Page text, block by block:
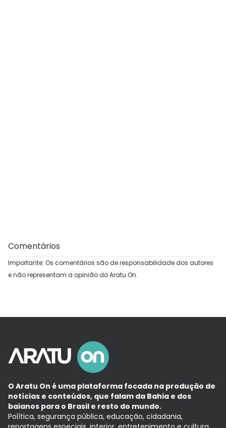
Comentários
Importante: Os comentários são de responsabilidade dos autores
e não representam a opinião do Aratu On.
O Aratu On é uma plataforma focada na produção de
notícias e conteúdos, que falam da Bahia e dos
baianos para o Brasil e resto do mundo.
Política, segurança pública, educação, cidadania,